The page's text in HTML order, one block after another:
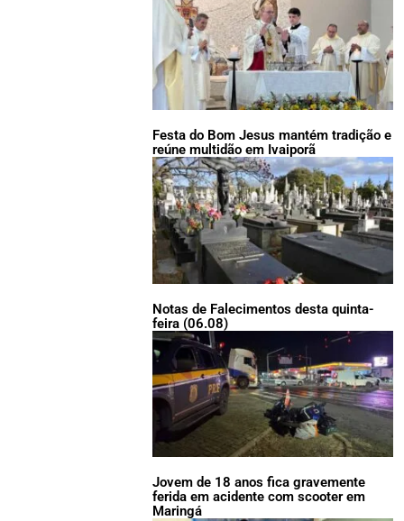
Festa do Bom Jesus mantém tradição e
reúne multidão em Ivaiporã
Notas de Falecimentos desta quinta-
feira (06.08)
Jovem de 18 anos fica gravemente
ferida em acidente com scooter em
Maringá